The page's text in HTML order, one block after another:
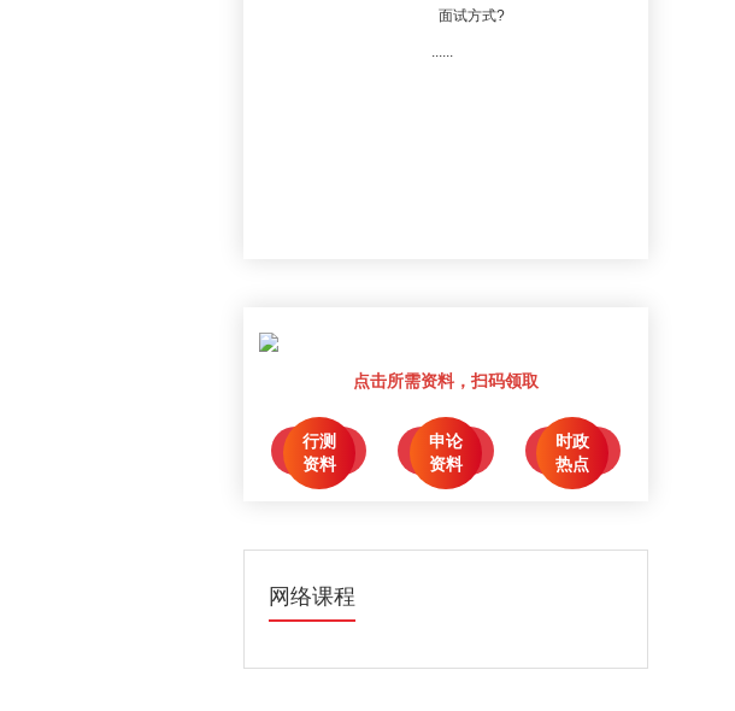
面试方式?
......
点击所需资料，扫码领取
行测
资料
点击领取
申论
资料
点击领取
时政
热点
点击领取
网络课程